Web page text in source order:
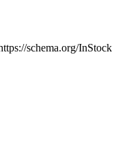
schema.org/InStock